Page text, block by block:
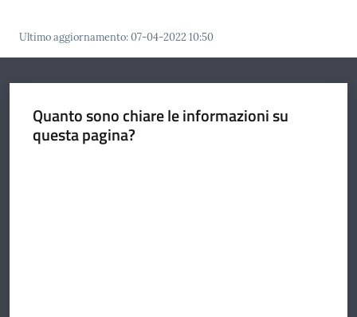
Struttura
e
funzioni
Ultimo aggiornamento:07-04-2022 10:50
Quanto sono chiare le informazioni su
questa pagina?